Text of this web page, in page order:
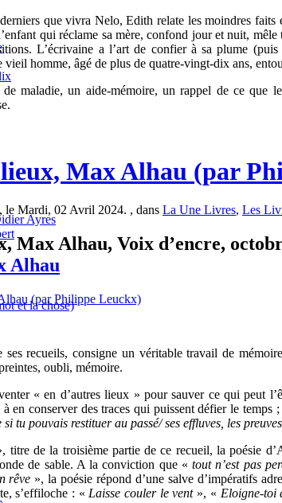
Ayres
et la chose)
que vivra Nelo, Edith relate les moindres faits
qui réclame sa mère, confond jour et nuit, mêle
L’écrivaine a l’art de confier à sa plume
vieil homme, âgé de plus de quatre-vingt-dix ans,
maladie, un aide-mémoire, un rappel de ce que
Max Alhau (par
, le Mardi, 02 Avril 2024. , dans La Une Livres, Les
Max Alhau, Voix d’encre,
Alhau
recueils, consigne un véritable travail de
oubli, mémoire.
« en d’autres lieux » pour sauver ce qui peut
en conserver des traces qui puissent défier le temps
si tu pouvais restituer au passé/ ses effluves, les
titre de la troisième partie de ce recueil, la poésie
de sable. A la conviction que « tout n’est pas
rêve », la poésie répond d’une salve d’impératifs
s’effiloche : « Laisse couler le vent», « Eloigne-toi